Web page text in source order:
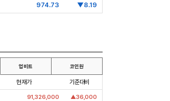
974.73 ▼8.19
업비트 코인원
현재가 기준대비
91,326,000 ▲36,000